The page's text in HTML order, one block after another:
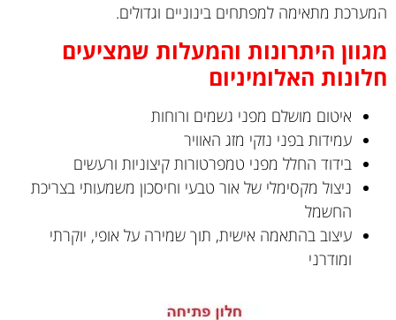
המערכת מתאימה למפתחים בינוניים וגדולים.
מגוון היתרונות והמעלות שמציעים
חלונות האלומיניום
איטום מושלם מפני גשמים ורוחות
עמידות בפני נזקי מזג האוויר
בידוד החלל מפני טמפרטורות קיצוניות ורעשים
ניצול מקסימלי של אור טבעי וחיסכון משמעותי בצריכת
החשמל
עיצוב בהתאמה אישית, תוך שמירה על אופי, יוקרתי
ומודרני